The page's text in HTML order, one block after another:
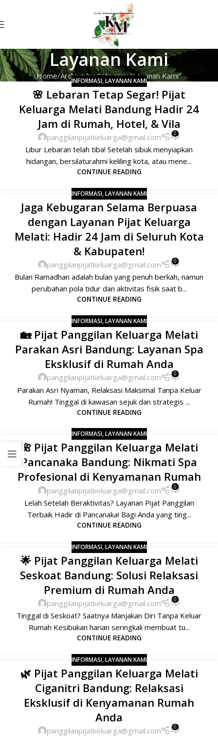
Layanan Kami
Home Archive by Category "Layanan Kami"
INFORMASI,LAYANAN KAMI
🌸 Lebaran Tetap Segar! Pijat
Keluarga Melati Bandung Hadir 24
Jam di Rumah, Hotel, & Vila
panggilanpijatkeluarga@gmail.com 0
Libur Lebaran telah tiba! Setelah sibuk menyiapkan
hidangan, bersilaturahmi keliling kota, atau mene...
CONTINUE READING
INFORMASI,LAYANAN KAMI
Jaga Kebugaran Selama Berpuasa
dengan Layanan Pijat Keluarga
Melati: Hadir 24 Jam di Seluruh Kota
& Kabupaten!
panggilanpijatkeluarga@gmail.com 0
Bulan Ramadhan adalah bulan yang penuh berkah, namun
perubahan pola tidur dan aktivitas fisik saat b...
CONTINUE READING
INFORMASI,LAYANAN KAMI
🏡 Pijat Panggilan Keluarga Melati
Parakan Asri Bandung: Layanan Spa
Eksklusif di Rumah Anda
panggilanpijatkeluarga@gmail.com 0
Parakan Asri Nyaman, Relaksasi Maksimal Tanpa Keluar
Rumah! Tinggal di kawasan sejuk dan strategis ...
CONTINUE READING
INFORMASI,LAYANAN KAMI
🌺 Pijat Panggilan Keluarga Melati
Pancanaka Bandung: Nikmati Spa
Profesional di Kenyamanan Rumah
panggilanpijatkeluarga@gmail.com 0
Lelah Setelah Beraktivitas? Layanan Pijat Panggilan
Terbaik Hadir di Pancanaka! Bagi Anda yang ting...
CONTINUE READING
INFORMASI,LAYANAN KAMI
🌟 Pijat Panggilan Keluarga Melati
Seskoat Bandung: Solusi Relaksasi
Premium di Rumah Anda
panggilanpijatkeluarga@gmail.com 0
Tinggal di Seskoat? Saatnya Manjakan Diri Tanpa Keluar
Rumah Kesibukan harian seringkali membuat tu...
CONTINUE READING
INFORMASI,LAYANAN KAMI
🌿 Pijat Panggilan Keluarga Melati
Ciganitri Bandung: Relaksasi
Eksklusif di Kenyamanan Rumah
Anda
panggilanpijatkeluarga@gmail.com 0